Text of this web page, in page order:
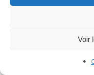
Voir
communication